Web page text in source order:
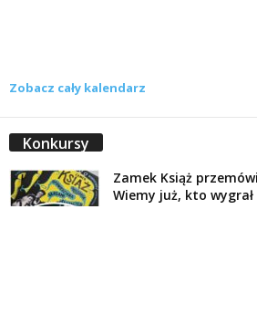
Zobacz cały kalendarz
Konkursy
Zamek Książ
Wiemy już, kto